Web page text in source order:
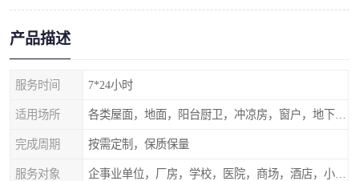
产品描述
服务时间 7*24小时
适用场所
完成周期 按需定制，保质保量
服务对象